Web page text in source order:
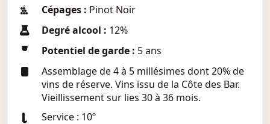
Cépages : Pinot Noir
Degré alcool : 12%
Potentiel de garde : 5 ans
Assemblage de 4 à 5 millésimes dont 20% de
vins de réserve. Vins issu de la Côte des Bar.
Vieillissement sur lies 30 à 36 mois.
Service : 10º